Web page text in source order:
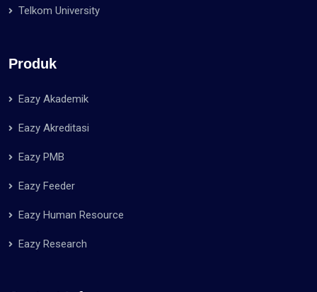
Telkom University
Produk
Eazy Akademik
Eazy Akreditasi
Eazy PMB
Eazy Feeder
Eazy Human Resource
Eazy Research